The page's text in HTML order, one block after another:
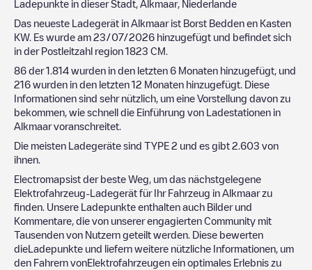
Ladepunkte in dieser Stadt, Alkmaar, Niederlande
Das neueste Ladegerät in Alkmaarist Borst Bedden en Kasten
KW. Es wurde am 23/07/2026 hinzugefügt und befindet sich
in der Postleitzahl region 1823 CM
86 der1.814 wurden in den letzten 6 Monaten hinzugefügt, und
216 wurden in den letzten 12 Monaten hinzugefügt. Diese
Informationen sind sehr nützlich, um eine Vorstellung davon zu
bekommen, wie schnell die Einführung von Ladestationen in
Alkmaarvoranschreitet.
Die meisten Ladegeräte sind TYPE 2 und es gibt 2.603 von
ihnen.
Electromapsist der beste Weg, um das nächstgelegene
Elektrofahrzeug-Ladegerät für Ihr Fahrzeug in Alkmaarzu
finden. Unsere Ladepunkte enthalten auch Bilder und
Kommentare, die von unserer engagierten Community mit
Tausenden von Nutzern geteilt werden. Diese bewerten
dieLadepunkte und liefern weitere nützliche Informationen, um
den Fahrern vonElektrofahrzeugen ein optimales Erlebnis zu